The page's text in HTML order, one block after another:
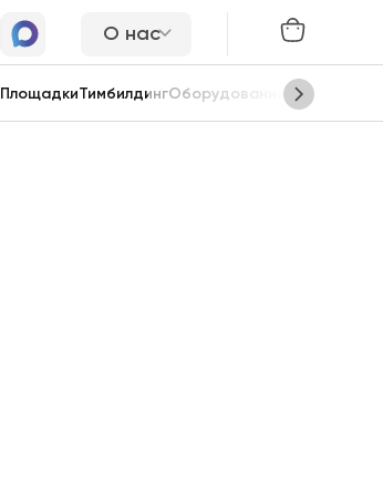
О нас
ПлощадкиТимбилдингОборудование Сцены